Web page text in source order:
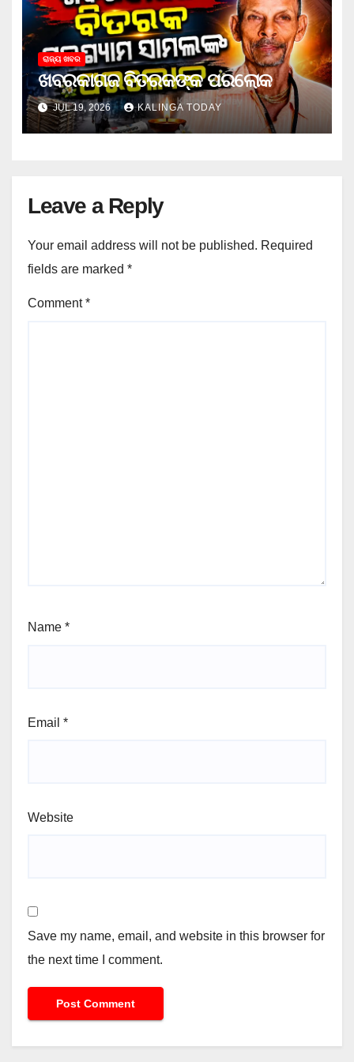
ରାଜ୍ୟ ଖବର
ଖବରକାଗଜ ବିତରକଙ୍କ ପରଲୋକ
JUL 19, 2026 KALINGA TODAY
Leave a Reply
Your email address will not be published. Required
fields are marked *
Comment*
Name *
Email *
Website
Save my name, email, and website in this browser for
the next time I comment.